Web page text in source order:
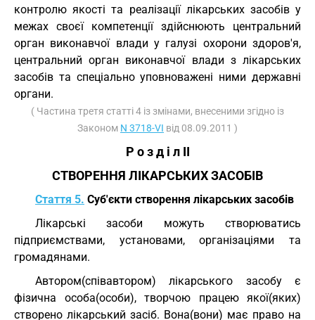
контролю якості та реалізації лікарських засобів у
межах своєї компетенції здійснюють центральний
орган виконавчої влади у галузі охорони здоров'я,
центральний орган виконавчої влади з лікарських
засобів та спеціально уповноважені ними державні
органи.
( Частина третя статті 4 із змінами, внесеними згідно із
Законом N 3718-VI від 08.09.2011 )
Р о з д і л II
СТВОРЕННЯ ЛІКАРСЬКИХ ЗАСОБІВ
Стаття 5. Суб'єкти створення лікарських засобів
Лікарські засоби можуть створюватись
підприємствами, установами, організаціями та
громадянами.
Автором(співавтором) лікарського засобу є
фізична особа(особи), творчою працею якої(яких)
створено лікарський засіб. Вона(вони) має право на